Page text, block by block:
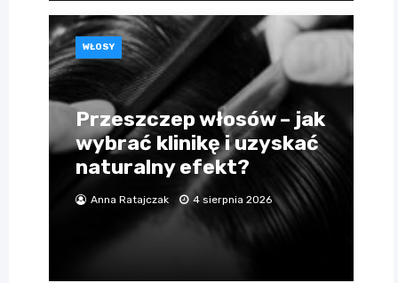
WŁOSY
Przeszczep włosów – jak
wybrać klinikę i uzyskać
naturalny efekt?
Anna Ratajczak 4 sierpnia 2026